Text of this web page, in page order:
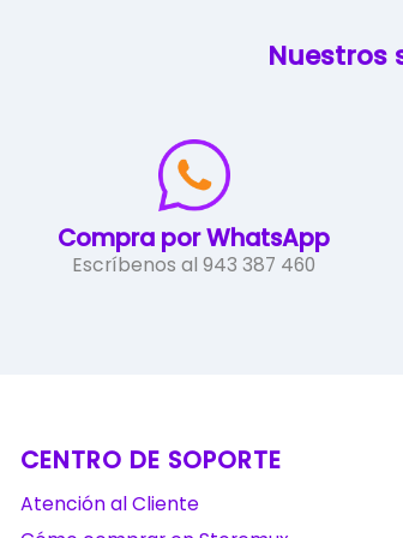
Nuestros
Compra por WhatsApp
Escríbenos al 943 387 460
CENTRO DE SOPORTE
Atención al Cliente